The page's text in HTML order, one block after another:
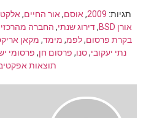
תגיות: 2009
,אוסם,אור החיים,
אורן BSD
,דירוג שנתי, החברה
בקרת פרסום,לפמ, מימד, מקאן
נתי יעקובי,סנו, פרסום חן, פרסומי
תוצאות